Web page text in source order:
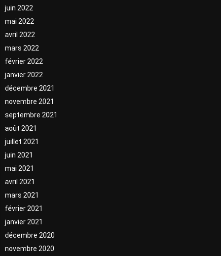
juin 2022
mai 2022
avril 2022
mars 2022
février 2022
janvier 2022
décembre 2021
novembre 2021
septembre 2021
août 2021
juillet 2021
juin 2021
mai 2021
avril 2021
mars 2021
février 2021
janvier 2021
décembre 2020
novembre 2020